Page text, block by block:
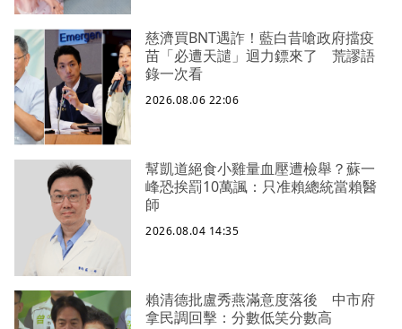
慈濟買BNT遇詐！藍白昔嗆政府擋疫
苗「必遭天譴」迴力鏢來了 荒謬語
錄一次看
2026.08.06 22:06
幫凱道絕食小雞量血壓遭檢舉？蘇一
峰恐挨罰10萬諷：只准賴總統當賴醫
師
2026.08.04 14:35
賴清德批盧秀燕滿意度落後 中市府
拿民調回擊：分數低笑分數高